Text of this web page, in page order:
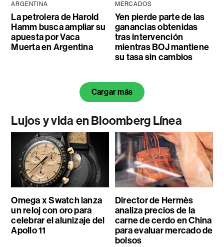
ARGENTINA
La petrolera de Harold
Hamm busca ampliar su
apuesta por Vaca
Muerta en Argentina
MERCADOS
Yen pierde parte de las
ganancias obtenidas
tras intervención
mientras BOJ mantiene
su tasa sin cambios
Cargar más
Lujos y vida en Bloomberg Línea
Omega x Swatch lanza
un reloj con oro para
celebrar el alunizaje del
Apollo 11
Director de Hermès
analiza precios de la
carne de cerdo en China
para evaluar mercado de
bolsos